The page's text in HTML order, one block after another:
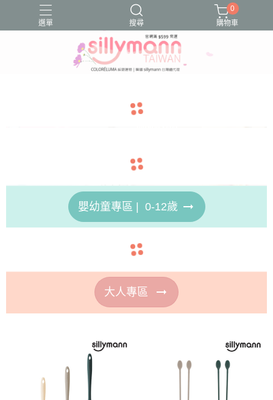
選單 搜尋
0
購物車
arrow_right_alt
嬰幼童專區 | 0-12歲
arrow_right_alt
大人專區